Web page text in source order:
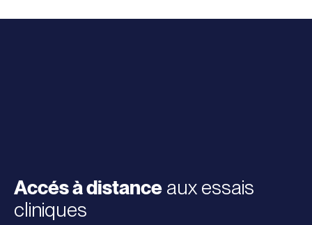
Accés à distance aux essais
cliniques